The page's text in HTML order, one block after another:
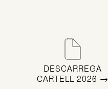
DESCARREGA
CARTELL 2026 →